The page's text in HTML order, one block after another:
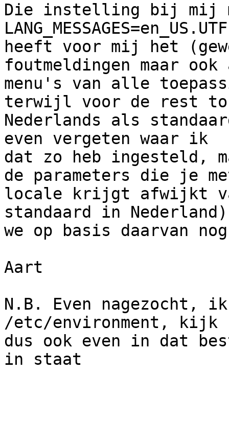
Die instelling bij mij
heeft voor mij het
foutmeldingen maar
menu's van alle
terwijl voor de rest
Nederlands als
even vergeten waar ik
dat zo heb ingesteld,
de parameters die je
locale krijgt afwijkt
standaard in
we op basis daarvan
Aart
N.B. Even nagezocht,
/etc/environment, kijk
dus ook even in dat
in staat